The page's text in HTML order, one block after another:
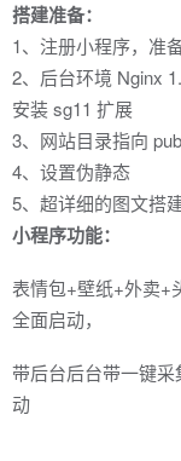
搭建准备：
1、注册小程序，准
2、后台环境 Nginx
安装 sg11 扩展
3、网站目录指向
4、设置伪静态
5、超详细的图文搭
小程序功能：
表情包+壁纸+外卖+
全面启动，
带后台后台带一键
动